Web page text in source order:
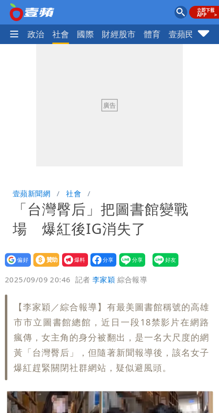
生活 政治 社會 國際 財經股市 體育 壹蘋民調
壹蘋新聞網 社會
「台灣臀后」把圖書館變戰
場 爆紅後IG消失了
設為
贊助
我要
爆料
2025/09/09 20:46 記者李家穎 綜合報導
【李家穎／綜合報導】有最美圖書館稱號的高雄
市市立圖書館總館，近日一段18禁影片在網路
瘋傳，女主角的身分被翻出，是一名大尺度的網
黃「台灣臀后」，但隨著新聞報導後，該名女子
爆紅趕緊關閉社群網站，疑似避風頭。